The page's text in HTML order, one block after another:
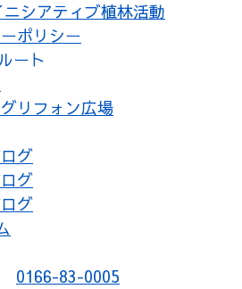
シアティブ植林活動
ポリシー
ート
リフォン広場
グ
グ
グ
0166-83-0005